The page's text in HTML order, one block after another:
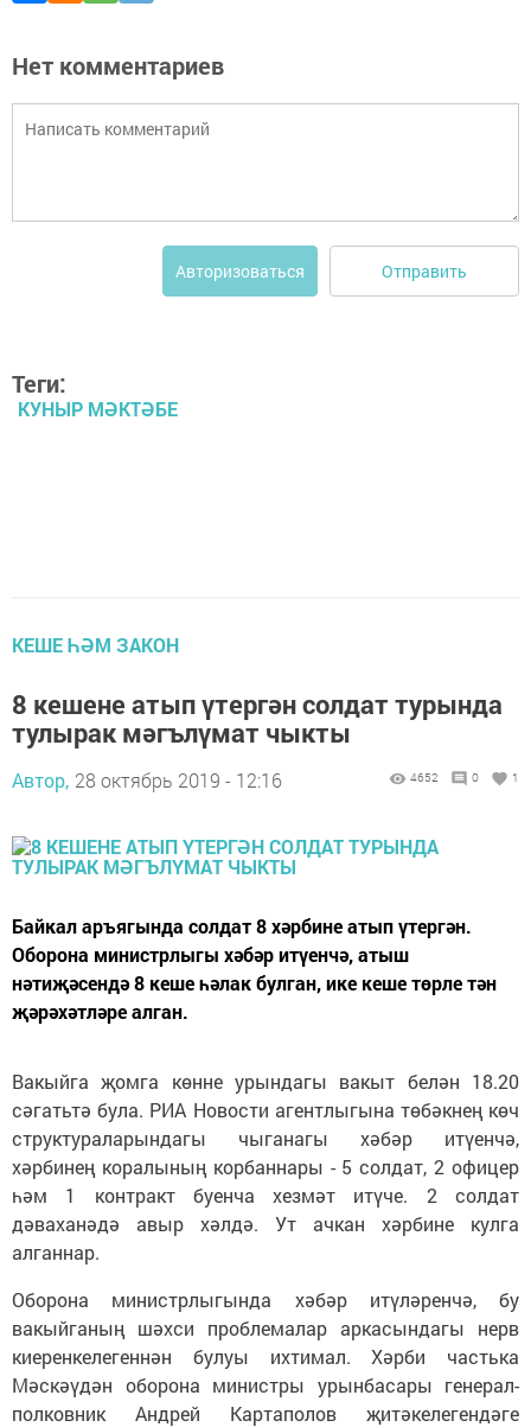
Нет комментариев
Авторизоваться Отправить
Теги:
КУНЫР МӘКТӘБЕ
КЕШЕ ҺӘМ ЗАКОН
8 кешене атып үтергән солдат турында
тулырак мәгълүмат чыкты
Автор, 28 октябрь 2019 - 12:16 4652 0 1
Байкал аръягында солдат 8 хәрбине атып үтергән.
Оборона министрлыгы хәбәр итүенчә, атыш
нәтиҗәсендә 8 кеше һәлак булган, ике кеше төрле тән
җәрәхәтләре алган.
Вакыйга җомга көнне урындагы вакыт белән 18.20
сәгатьтә була. РИА Новости агентлыгына төбәкнең көч
структураларындагы чыганагы хәбәр итүенчә,
хәрбинең коралының корбаннары - 5 солдат, 2 офицер
һәм 1 контракт буенча хезмәт итүче. 2 солдат
дәваханәдә авыр хәлдә. Ут ачкан хәрбине кулга
алганнар.
Оборона министрлыгында хәбәр итүләренчә, бу
вакыйганың шәхси проблемалар аркасындагы нерв
киеренкелегеннән булуы ихтимал. Хәрби частька
Мәскәүдән оборона министры урынбасары генерал-
полковник Андрей Картаполов җитәкелегендәге